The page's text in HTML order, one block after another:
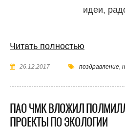
идеи,
Читать полностью
26.12.2017 поздравление,
ПАО ЧМК ВЛОЖИЛ
ПРОЕКТЫ ПО ЭКОЛОГИИ